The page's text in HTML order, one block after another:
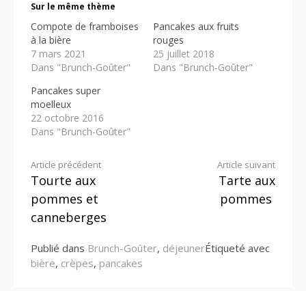
Sur le même thème
Compote de framboises
à la bière
7 mars 2021
Dans "Brunch-Goûter"
Pancakes aux fruits
rouges
25 juillet 2018
Dans "Brunch-Goûter"
Pancakes super
moelleux
22 octobre 2016
Dans "Brunch-Goûter"
Lire
la
suite
Article précédent
Tourte aux
pommes et
canneberges
Article suivant
Tarte aux
pommes
Publié dans Brunch-Goûter, déjeunerÉtiqueté avec
bière, crèpes, pancakes